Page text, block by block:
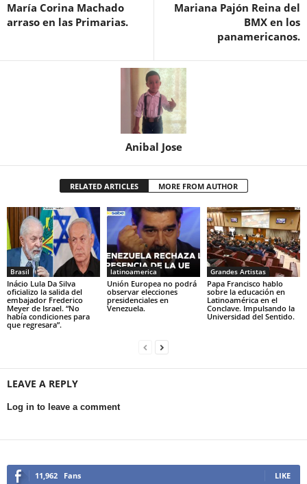
María Corina Machado
arraso en las Primarias.
Mariana Pajón Reina del
BMX en los
panamericanos.
Anibal Jose
RELATED ARTICLES MORE FROM AUTHOR
Brasil
Inácio Lula Da Silva
oficializo la salida del
embajador Frederico
Meyer de Israel. “No
había condiciones para
que regresara”.
latinoamerica
Unión Europea no podrá
observar elecciones
presidenciales en
Venezuela.
Grandes Artistas
Papa Francisco hablo
sobre la educación en
Latinoamérica en el
Conclave. Impulsando la
Universidad del Sentido.
LEAVE A REPLY
Log in to leave a comment
11,962 Fans LIKE